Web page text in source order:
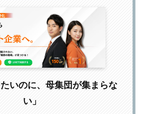
たいのに、母集団が集まらな
い」